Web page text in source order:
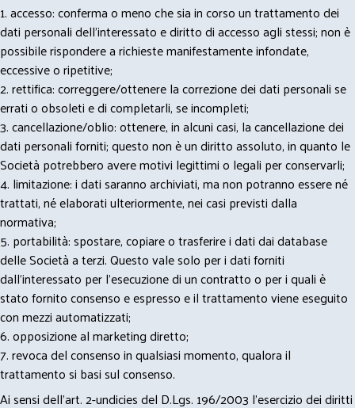
1. accesso: conferma o meno che sia in corso un trattamento dei
dati personali dell’interessato e diritto di accesso agli stessi; non è
possibile rispondere a richieste manifestamente infondate,
eccessive o ripetitive;
2. rettifica: correggere/ottenere la correzione dei dati personali se
errati o obsoleti e di completarli, se incompleti;
3. cancellazione/oblio: ottenere, in alcuni casi, la cancellazione dei
dati personali forniti; questo non è un diritto assoluto, in quanto le
Società potrebbero avere motivi legittimi o legali per conservarli;
4. limitazione: i dati saranno archiviati, ma non potranno essere né
trattati, né elaborati ulteriormente, nei casi previsti dalla
normativa;
5. portabilità: spostare, copiare o trasferire i dati dai database
delle Società a terzi. Questo vale solo per i dati forniti
dall’interessato per l’esecuzione di un contratto o per i quali è
stato fornito consenso e espresso e il trattamento viene eseguito
con mezzi automatizzati;
6. opposizione al marketing diretto;
7. revoca del consenso in qualsiasi momento, qualora il
trattamento si basi sul consenso.
Ai sensi dell’art. 2-undicies del D.Lgs. 196/2003 l’esercizio dei diritti